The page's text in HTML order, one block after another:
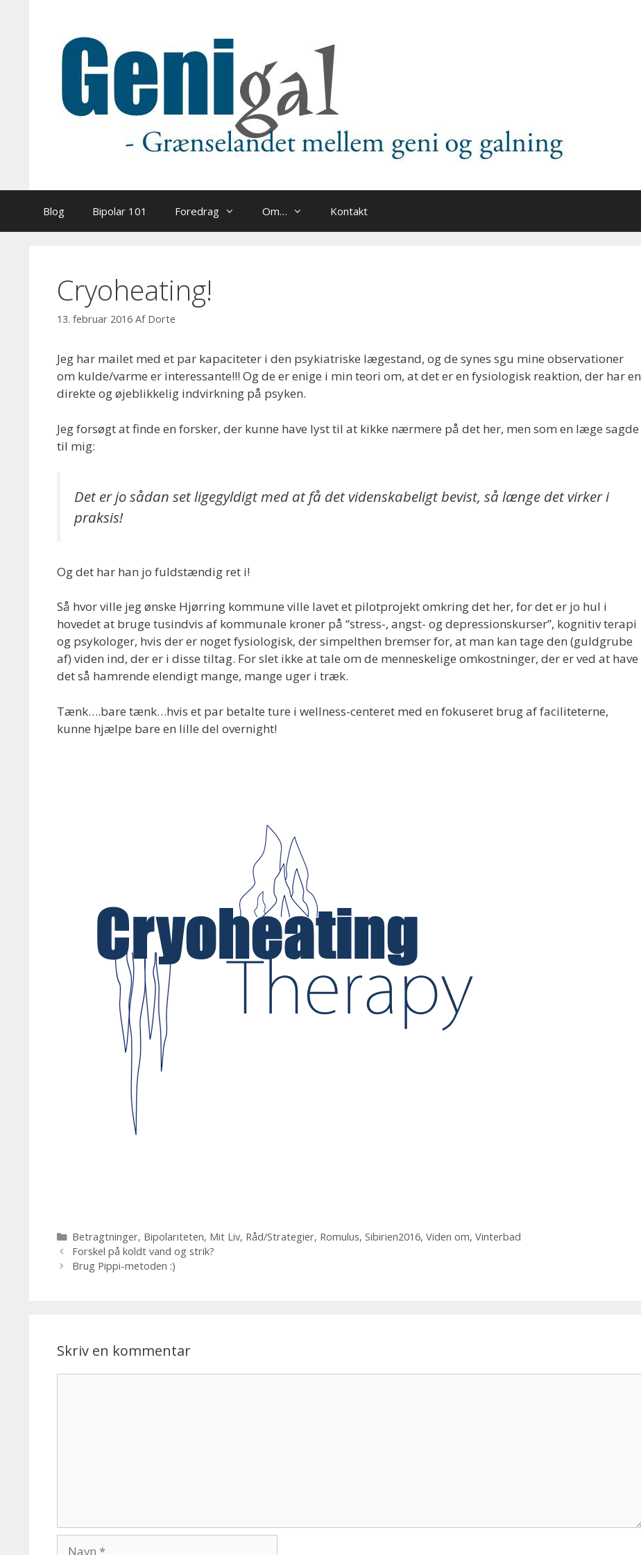
Blog Bipolar 101 Foredrag Om… Kontakt
Cryoheating!
13. februar 2016 Af Dorte
Jeg har mailet med et par kapaciteter i den psykiatriske lægestand, og de synes sgu mine observationer
om kulde/varme er interessante!!! Og de er enige i min teori om, at det er en fysiologisk reaktion, der har en
direkte og øjeblikkelig indvirkning på psyken.
Jeg forsøgt at finde en forsker, der kunne have lyst til at kikke nærmere på det her, men som en læge sagde
til mig:
Det er jo sådan set ligegyldigt med at få det videnskabeligt bevist, så længe det virker i
praksis!
Og det har han jo fuldstændig ret i!
Så hvor ville jeg ønske Hjørring kommune ville lavet et pilotprojekt omkring det her, for det er jo hul i
hovedet at bruge tusindvis af kommunale kroner på “stress-, angst- og depressionskurser”, kognitiv terapi
og psykologer, hvis der er noget fysiologisk, der simpelthen bremser for, at man kan tage den (guldgrube
af) viden ind, der er i disse tiltag. For slet ikke at tale om de menneskelige omkostninger, der er ved at have
det så hamrende elendigt mange, mange uger i træk.
Tænk….bare tænk…hvis et par betalte ture i wellness-centeret med en fokuseret brug af faciliteterne,
kunne hjælpe bare en lille del overnight!
Kategorier
Betragtninger, Bipolariteten, Mit Liv, Råd/Strategier, Romulus, Sibirien2016, Viden om, Vinterbad
Forskel på koldt vand og strik?
Brug Pippi-metoden :)
Skriv en kommentar